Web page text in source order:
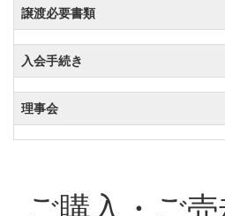
譲渡必要書類
入会手続き
理事会